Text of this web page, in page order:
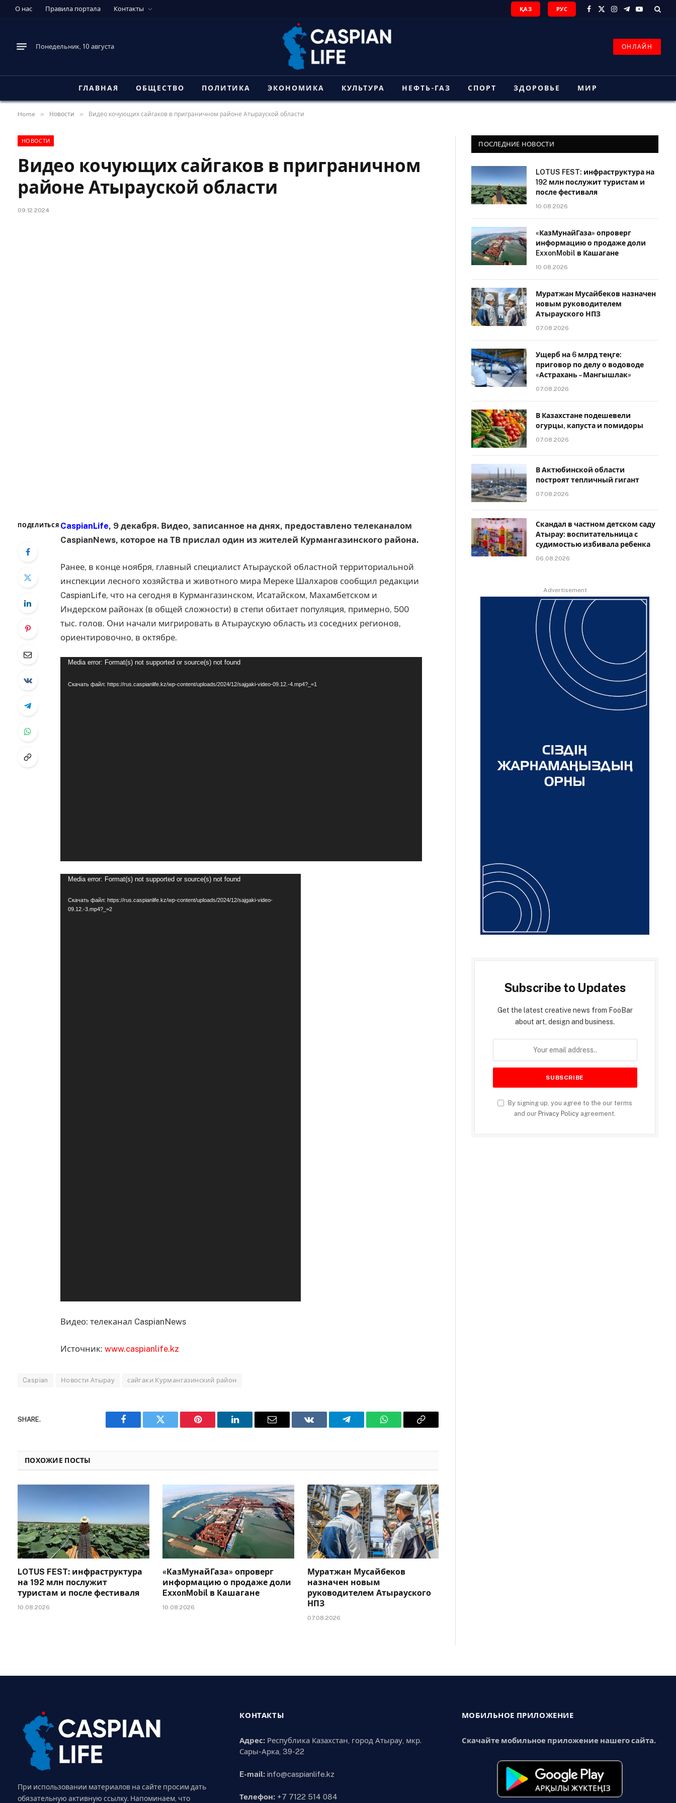
О нас Правила портала Контакты ҚАЗ РУС
Facebook
X
Instagram
Telegram
YouTube
Понедельник, 10 августа ОНЛАЙН
ГЛАВНАЯ ОБЩЕСТВО ПОЛИТИКА ЭКОНОМИКА КУЛЬТУРА НЕФТЬ-ГАЗ СПОРТ ЗДОРОВЬЕ МИР
Home » Новости » Видео кочующих сайгаков в приграничном районе Атырауской области
НОВОСТИ
Видео кочующих сайгаков в приграничном
районе Атырауской области
09.12.2024
ПОДЕЛИТЬСЯ CaspianLife, 9 декабря. Видео, записанное на днях, предоставлено телеканалом
CaspianNews, которое на ТВ прислал один из жителей Курмангазинского района.
Ранее, в конце ноября, главный специалист Атырауской областной территориальной
инспекции лесного хозяйства и животного мира Мереке Шалхаров сообщил редакции
CaspianLife, что на сегодня в Курмангазинском, Исатайском, Махамбетском и
Индерском районах (в общей сложности) в степи обитает популяция, примерно, 500
тыс. голов. Они начали мигрировать в Атыраускую область из соседних регионов,
ориентировочно, в октябре.
Видеоплеер
Media error: Format(s) not supported or source(s) not found
Скачать файл: https://rus.caspianlife.kz/wp-content/uploads/2024/12/sajgaki-video-09.12.-4.mp4?_=1
Видеоплеер
Media error: Format(s) not supported or source(s) not found
Скачать файл: https://rus.caspianlife.kz/wp-content/uploads/2024/12/sajgaki-video-
09.12.-3.mp4?_=2
Видео: телеканал CaspianNews
Источник: www.caspianlife.kz
Caspian Новости Атырау сайгаки Курмангазинский район
SHARE.
Facebook Twitter Pinterest LinkedIn Email VKontakteTelegram WhatsAppCopy
ПОХОЖИЕ ПОСТЫ
LOTUS FEST: инфраструктура
на 192 млн послужит
туристам и после фестиваля
10.08.2026
«КазМунайГаза» опроверг
информацию о продаже доли
ExxonMobil в Кашагане
10.08.2026
Муратжан Мусайбеков
назначен новым
руководителем Атырауского
НПЗ
07.08.2026
ПОСЛЕДНИЕ НОВОСТИ
LOTUS FEST: инфраструктура на
192 млн послужит туристам и
после фестиваля
10.08.2026
«КазМунайГаза» опроверг
информацию о продаже доли
ExxonMobil в Кашагане
10.08.2026
Муратжан Мусайбеков назначен
новым руководителем
Атырауского НПЗ
07.08.2026
Ущерб на 6 млрд теңге:
приговор по делу о водоводе
«Астрахань – Мангышлак»
07.08.2026
В Казахстане подешевели
огурцы, капуста и помидоры
07.08.2026
В Актюбинской области
построят тепличный гигант
07.08.2026
Скандал в частном детском саду
Атырау: воспитательница с
судимостью избивала ребенка
06.08.2026
Advertisement
Subscribe to Updates
Get the latest creative news from FooBar
about art, design and business.
By signing up, you agree to the our terms
and our Privacy Policy agreement.
При использовании материалов на сайте просим дать
обязательную активную ссылку. Напоминаем, что
КОНТАКТЫ
Адрес: Республика Казахстан, город Атырау, мкр.
Сары-Арка, 39-22
E-mail: info@caspianlife.kz
Телефон: +7 7122 514 084
МОБИЛЬНОЕ ПРИЛОЖЕНИЕ
Скачайте мобильное приложение нашего сайта.